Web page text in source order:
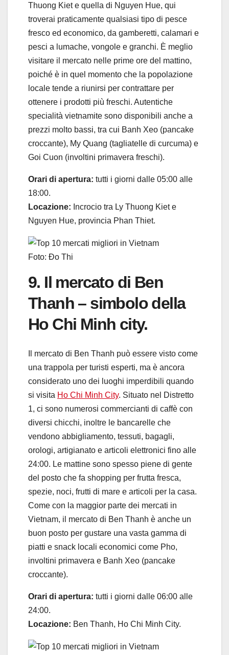
Thuong Kiet e quella di Nguyen Hue, qui
troverai praticamente qualsiasi tipo di pesce
fresco ed economico, da gamberetti, calamari e
pesci a lumache, vongole e granchi. È meglio
visitare il mercato nelle prime ore del mattino,
poiché è in quel momento che la popolazione
locale tende a riunirsi per contrattare per
ottenere i prodotti più freschi. Autentiche
specialità vietnamite sono disponibili anche a
prezzi molto bassi, tra cui Banh Xeo (pancake
croccante), My Quang (tagliatelle di curcuma) e
Goi Cuon (involtini primavera freschi).
Orari di apertura: tutti i giorni dalle 05:00 alle
18:00.
Locazione: Incrocio tra Ly Thuong Kiet e
Nguyen Hue, provincia Phan Thiet.
Foto: Đo Thi
9. Il mercato di Ben
Thanh – simbolo della
Ho Chi Minh city.
Il mercato di Ben Thanh può essere visto come
una trappola per turisti esperti, ma è ancora
considerato uno dei luoghi imperdibili quando
si visita Ho Chi Minh City. Situato nel Distretto
1, ci sono numerosi commercianti di caffè con
diversi chicchi, inoltre le bancarelle che
vendono abbigliamento, tessuti, bagagli,
orologi, artigianato e articoli elettronici fino alle
24:00. Le mattine sono spesso piene di gente
del posto che fa shopping per frutta fresca,
spezie, noci, frutti di mare e articoli per la casa.
Come con la maggior parte dei mercati in
Vietnam, il mercato di Ben Thanh è anche un
buon posto per gustare una vasta gamma di
piatti e snack locali economici come Pho,
involtini primavera e Banh Xeo (pancake
croccante).
Orari di apertura: tutti i giorni dalle 06:00 alle
24:00.
Locazione: Ben Thanh, Ho Chi Minh City.